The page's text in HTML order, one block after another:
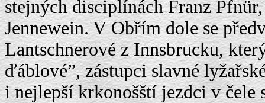
stejných disciplínách Franz
Jennewein. V Obřím dole se
Lantschnerové z Innsbrucku,
ďáblové”, zástupci slavné
i nejlepší krkonošští jezdci v čele